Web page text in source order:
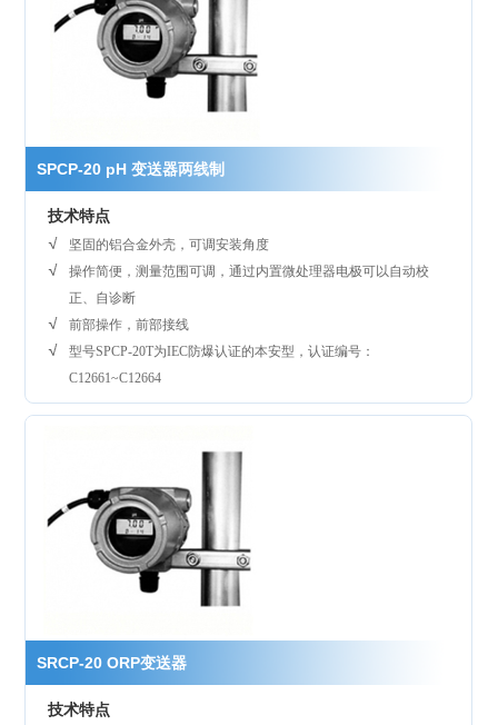
SPCP-20 pH 变送器两线制
技术特点
坚固的铝合金外壳，可调安装角度
操作简便，测量范围可调，通过内置微处理器电极可以自动校
正、自诊断
前部操作，前部接线
型号SPCP-20T为IEC防爆认证的本安型，认证编号：
C12661~C12664
SRCP-20 ORP变送器
技术特点